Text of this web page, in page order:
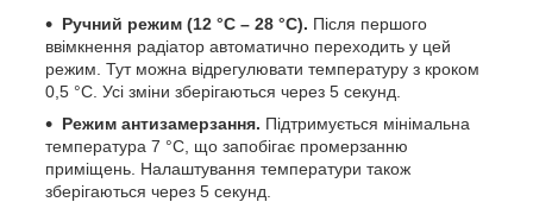
Ручний режим (12 °C – 28 °C). Після першого
ввімкнення радіатор автоматично переходить у цей
режим. Тут можна відрегулювати температуру з кроком
0,5 °C. Усі зміни зберігаються через 5 секунд.
Режим антизамерзання. Підтримується мінімальна
температура 7 °C, що запобігає промерзанню
приміщень. Налаштування температури також
зберігаються через 5 секунд.